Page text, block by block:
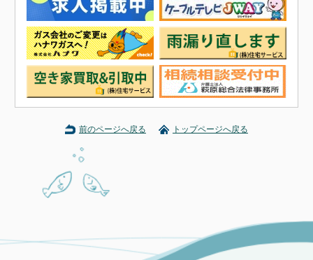
前のページへ戻る トップページへ戻る